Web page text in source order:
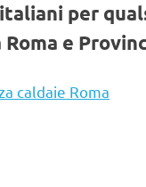
per
e
caldaie Roma